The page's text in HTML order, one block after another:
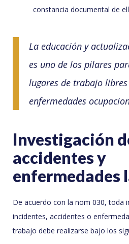
constancia documental de
La educación y
es uno de los pilares
lugares de trabajo
enfermedades
Investigación
accidentes y
enfermedades
De acuerdo con la nom 030, toda
incidentes, accidentes o
trabajo debe realizarse bajo los